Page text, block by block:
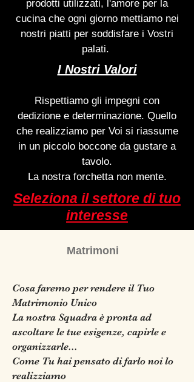
prodotti utilizzati, l'amore per la
cucina che ogni giorno mettiamo nei
nostri piatti per soddisfare i Vostri
palati.
I Nostri Valori
Rispettiamo gli impegni con
dedizione e determinazione. Quello
che realizziamo per Voi si riassume
in un piccolo boccone da gustare a
tavolo.
La nostra forchetta non mente.
Seleziona il settore di tuo
interesse
Matrimoni
Cosa faremo per rendere il Tuo
Matrimonio Unico
La nostra Squadra è pronta ad
ascoltare le tue esigenze, capirle e
organizzarle...
Come Tu hai pensato di farlo noi lo
realizziamo